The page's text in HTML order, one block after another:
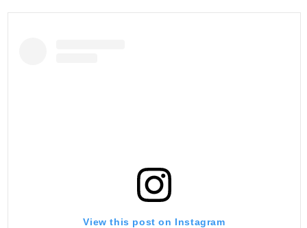
View this post on Instagram